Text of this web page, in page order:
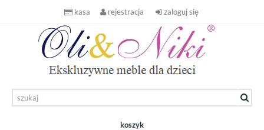
kasa rejestracja zaloguj się
koszyk